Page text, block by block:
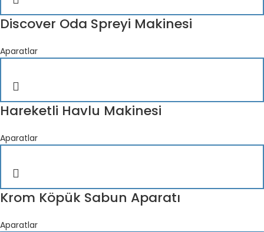
Discover Oda Spreyi Makinesi
Aparatlar
Hareketli Havlu Makinesi
Aparatlar
Krom Köpük Sabun Aparatı
Aparatlar